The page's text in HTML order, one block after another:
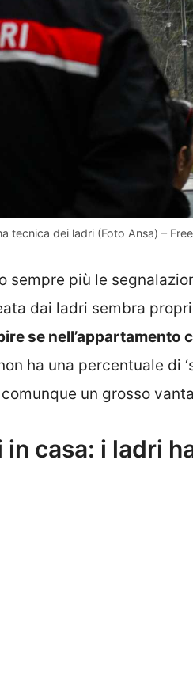
tecnica dei ladri (Foto Ansa) –
sempre più le
dai ladri sembra
se nell’appartamento
ha una percentuale di
un grosso
casa: i ladri